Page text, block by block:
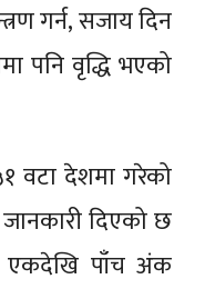
गर्न, सजाय दिन
पनि वृद्धि भएको
वटा देशमा गरेको
दिएको छ
एकदेखि पाँच अंक